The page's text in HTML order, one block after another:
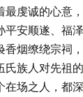
最虔诚的心意
平安顺遂、福
香烟缭绕宗祠
氏族人对先祖
在场之人，都